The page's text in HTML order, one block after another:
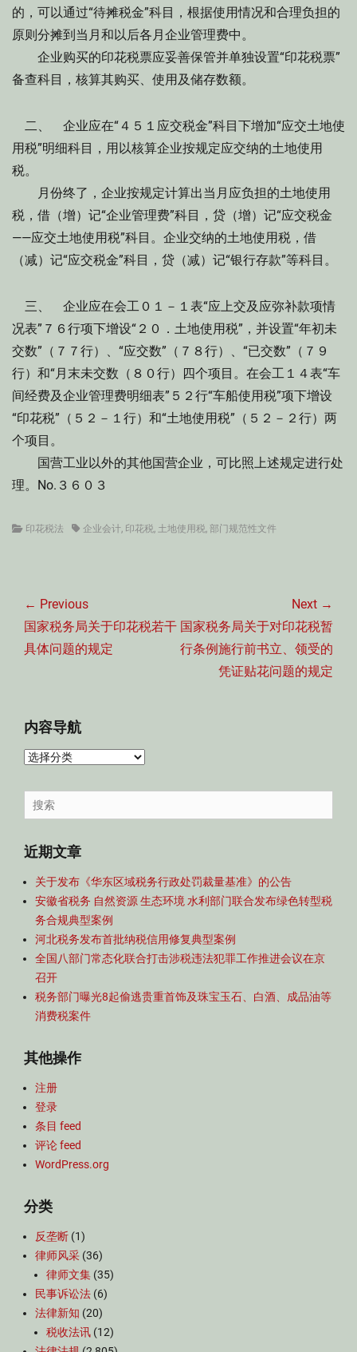
的，可以通过“待摊税金”科目，根据使用情况和合理负担的
原则分摊到当月和以后各月企业管理费中。
企业购买的印花税票应妥善保管并单独设置“印花税票”
备查科目，核算其购买、使用及储存数额。
二、 企业应在“４５１应交税金”科目下增加“应交土地使
用税”明细科目，用以核算企业按规定应交纳的土地使用
税。
月份终了，企业按规定计算出当月应负担的土地使用
税，借（增）记“企业管理费”科目，贷（增）记“应交税金
——应交土地使用税”科目。企业交纳的土地使用税，借
（减）记“应交税金”科目，贷（减）记“银行存款”等科目。
三、 企业应在会工０１－１表“应上交及应弥补款项情
况表”７６行项下增设“２０．土地使用税”，并设置“年初未
交数”（７７行）、“应交数”（７８行）、“已交数”（７９
行）和“月末未交数（８０行）四个项目。在会工１４表“车
间经费及企业管理费明细表”５２行“车船使用税”项下增设
“印花税”（５２－１行）和“土地使用税”（５２－２行）两
个项目。
国营工业以外的其他国营企业，可比照上述规定进行处
理。No.３６０３
Categories
印花税法 Tags企业会计, 印花税, 土地使用税, 部门规范性文件
章
导
航
← Previous
Previous
post:
国家税务局关于印花税若干
具体问题的规定
Next →
Next
post:
国家税务局关于对印花税暂
行条例施行前书立、领受的
凭证贴花问题的规定
内容导航
内
导
航
Search
for:
近期文章
关于发布《华东区域税务行政处罚裁量基准》的公告
安徽省税务 自然资源 生态环境 水利部门联合发布绿色转型税
务合规典型案例
河北税务发布首批纳税信用修复典型案例
全国八部门常态化联合打击涉税违法犯罪工作推进会议在京
召开
税务部门曝光8起偷逃贵重首饰及珠宝玉石、白酒、成品油等
消费税案件
其他操作
注册
登录
条目 feed
评论 feed
WordPress.org
分类
反垄断 (1)
律师风采 (36)
律师文集 (35)
民事诉讼法 (6)
法律新知 (20)
税收法讯 (12)